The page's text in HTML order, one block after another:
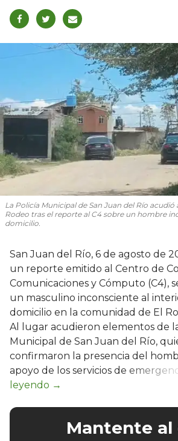
La Policía Municipal de San Juan del Río
Rodeo tras el reporte al C4 sobre un hombre
domicilio.
San Juan del Río, 6 de agosto de
un reporte emitido al Centro de
Comunicaciones y Cómputo (C4),
un masculino inconsciente al
domicilio en la comunidad de El
Al lugar acudieron elementos de
Municipal de San Juan del Río,
confirmaron la presencia del
apoyo de los servicios de
Mantente al